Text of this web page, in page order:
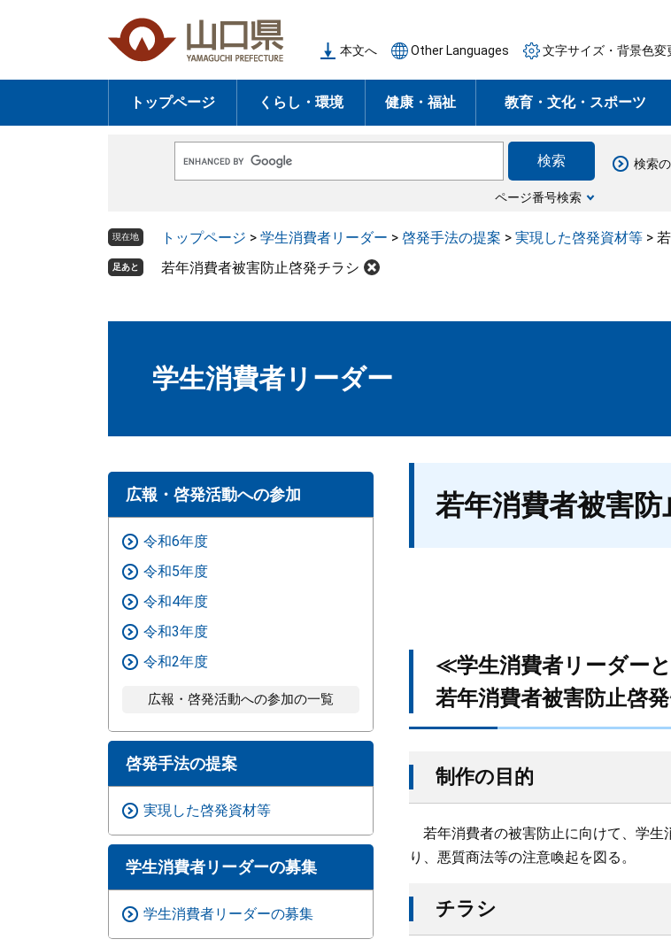
の
頭
ー
飛
本文へ Other Languages 文字サイズ・背景色変
トップページ くらし・環境 健康・福祉 教育・文化・スポーツ
o
e
ス
索
ページ番号検索
検索
現在地 トップページ > 学生消費者リーダー > 啓発手法の提案 > 実現した啓発資材等 >
足あと 若年消費者被害防止啓発チラシ
学生消費者リーダー
若年消費者被害
≪学生消費者リーダー
若年消費者被害防止啓
​制作の目的
若年消費者の被害防止に向けて、学生
り、悪質商法等の注意喚起を図る。
​チラシ
広報・啓発活動への参加
令和6年度
令和5年度
令和4年度
令和3年度
令和2年度
広報・啓発活動への参加の一覧
啓発手法の提案
実現した啓発資材等
学生消費者リーダーの募集
学生消費者リーダーの募集